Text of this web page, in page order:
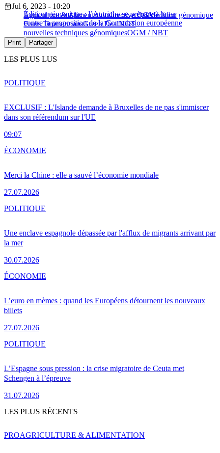
Édition génomique : l’Autriche se prépare à lutter
contre la proposition de la Commission européenne
Jul 6, 2023 - 10:20
Agriculture & Alimentationdirective OGMédition génomique
Frans TimmermansGreen DealNGT
nouvelles techniques génomiquesOGM / NBT
Print Partager
LES PLUS LUS
EXCLUSIF : L'Islande demande à Bruxelles de ne pas s'immiscer
dans son référendum sur l'UE
09:07
POLITIQUE
Merci la Chine : elle a sauvé l’économie mondiale
27.07.2026
ÉCONOMIE
Une enclave espagnole dépassée par l'afflux de migrants arrivant par
la mer
30.07.2026
POLITIQUE
L’euro en mèmes : quand les Européens détournent les nouveaux
billets
27.07.2026
ÉCONOMIE
L’Espagne sous pression : la crise migratoire de Ceuta met
Schengen à l’épreuve
31.07.2026
POLITIQUE
LES PLUS RÉCENTS
PROAGRICULTURE & ALIMENTATION